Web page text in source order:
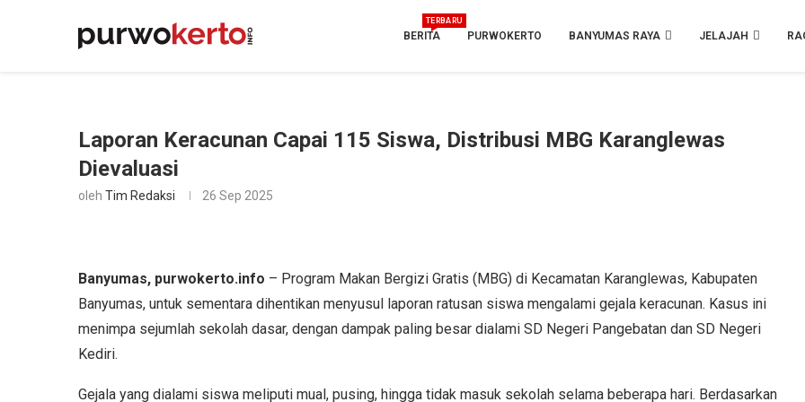
BERITA
TERBARU
PURWOKERTO BANYUMAS RAYA JELAJAH
Laporan Keracunan Capai 115 Siswa, Distribusi MBG Karanglewas
Dievaluasi
oleh Tim Redaksi 26 Sep 2025
Banyumas, purwokerto.info – Program Makan Bergizi Gratis (MBG) di Kecamatan Karanglewas, Kabupaten
Banyumas, untuk sementara dihentikan menyusul laporan ratusan siswa mengalami gejala keracunan. Kasus ini
menimpa sejumlah sekolah dasar, dengan dampak paling besar dialami SD Negeri Pangebatan dan SD Negeri
Kediri.
Gejala yang dialami siswa meliputi mual, pusing, hingga tidak masuk sekolah selama beberapa hari. Berdasarkan